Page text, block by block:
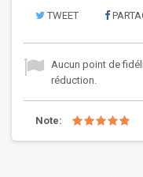
TWEET
Aucun point de
réduction.
Note: